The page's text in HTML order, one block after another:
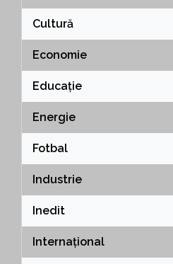
Cultură
Economie
Educație
Energie
Fotbal
Industrie
Inedit
Internațional